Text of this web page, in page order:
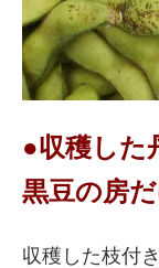
●収穫した
黒豆の房
収穫した枝付